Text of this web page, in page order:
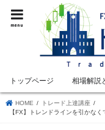
menu
トップページ 相場解説
HOME
トレード上達講座
【FX】トレンドラインを引かな